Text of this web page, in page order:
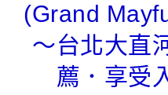
(Grand
～台北大直
薦．享受